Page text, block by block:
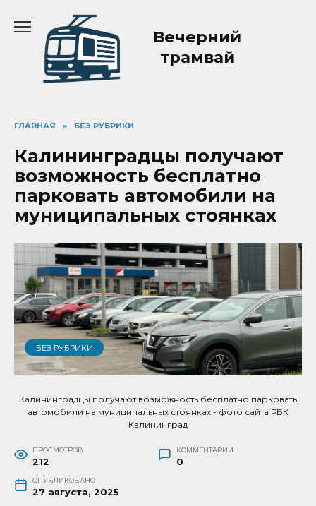
содержанию
Вечерний
трамвай
ГЛАВНАЯ » БЕЗ РУБРИКИ
Калининградцы получают
возможность бесплатно
парковать автомобили на
муниципальных стоянках
БЕЗ РУБРИКИ
Калининградцы получают возможность бесплатно парковать
автомобили на муниципальных стоянках - фото сайта РБК
Калининград
ПРОСМОТРОВ
212
КОММЕНТАРИИ
0
ОПУБЛИКОВАНО
27 августа, 2025